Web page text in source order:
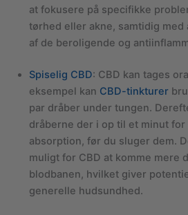
at fokusere på specifikke
tørhed eller akne, samtidig med
af de beroligende og
Spiselig CBD: CBD kan tages
eksempel kan CBD-tinkturer
par dråber under tungen.
dråberne der i op til et minut
absorption, før du sluger dem.
muligt for CBD at komme mere
blodbanen, hvilket giver
generelle hudsundhed.